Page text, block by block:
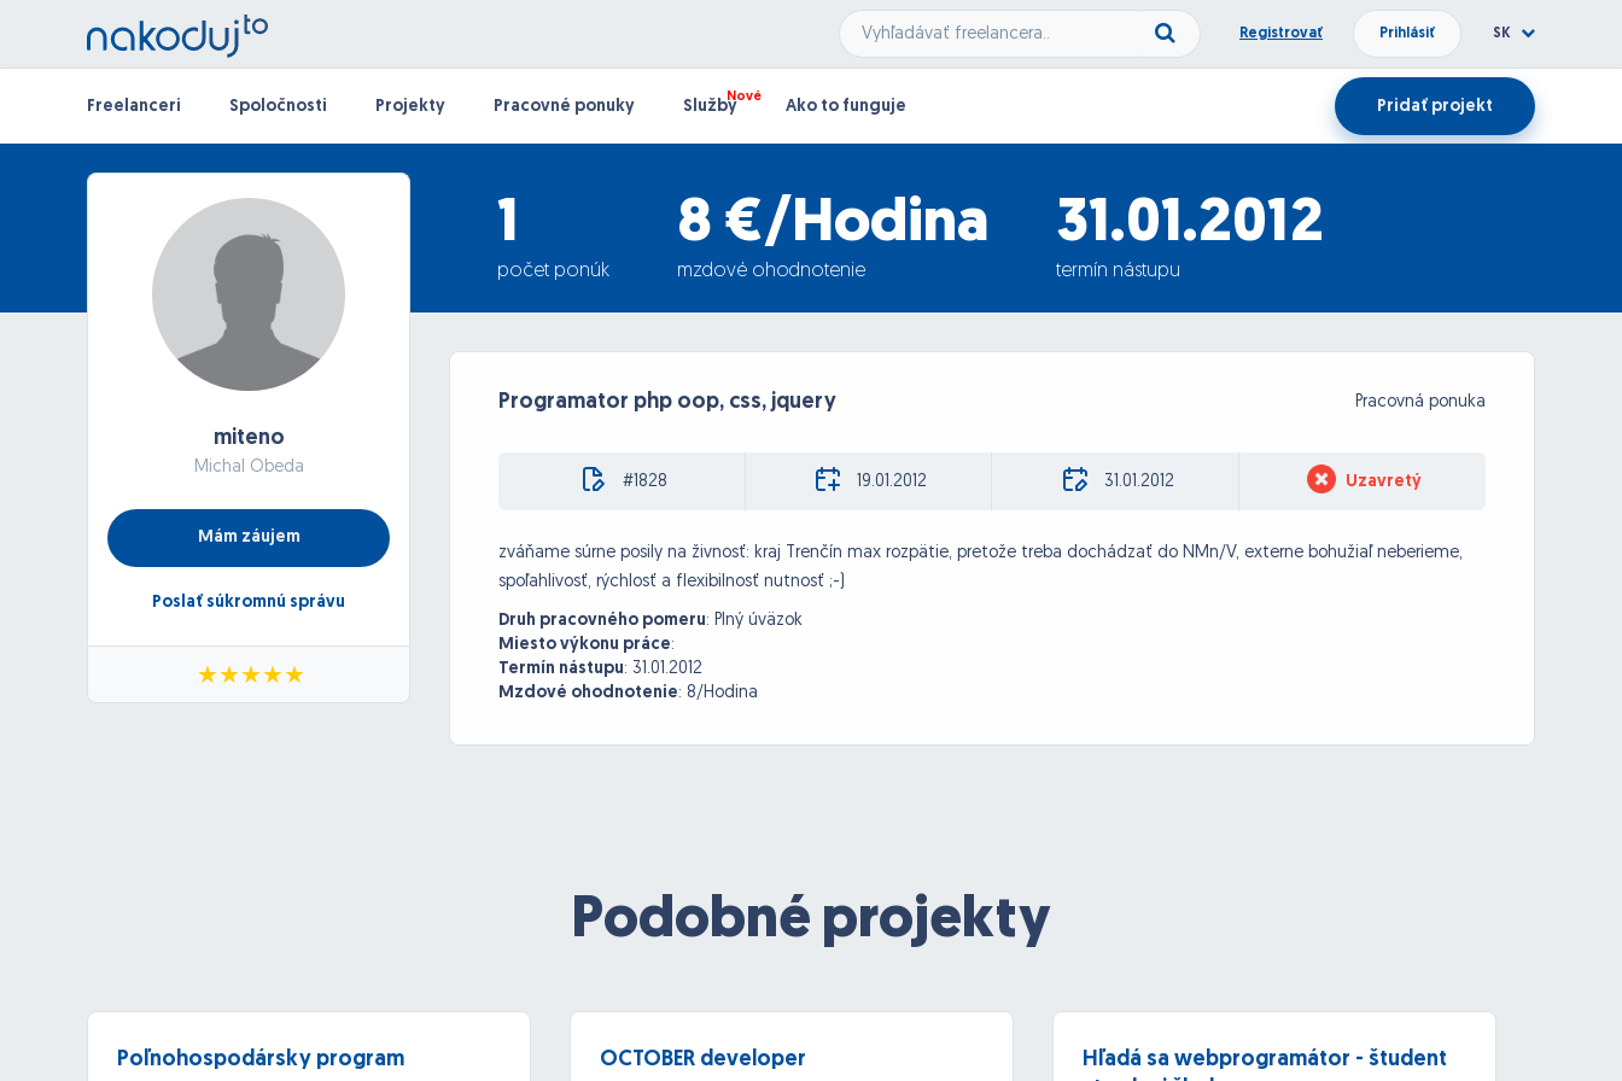
Registrovať Prihlásiť SK
Freelanceri Spoločnosti Projekty Pracovné ponuky Služby Ako to funguje Pridať projekt
1
počet ponúk
8 €/Hodina
mzdové ohodnotenie
31.01.2012
termín nástupu
miteno
Michal Obeda
Mám záujem
Poslať súkromnú správu
Programator php oop, css, jquery Pracovná ponuka
#1828 19.01.2012 31.01.2012 Uzavretý
zváňame súrne posily na živnosť: kraj Trenčín max rozpätie, pretože treba dochádzať do NMn/V, externe bohužiaľ neberieme,
spoľahlivosť, rýchlosť a flexibilnosť nutnosť ;-)
Druh pracovného pomeru: Plný úväzok
Miesto výkonu práce:
Termín nástupu: 31.01.2012
Mzdové ohodnotenie: 8/Hodina
Podobné projekty
Poľnohospodársky program OCTOBER developer
Hľadá sa webprogramátor - študent